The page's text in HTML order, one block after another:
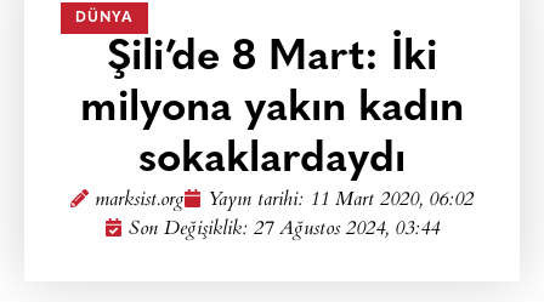
DÜNYA
Şili’de 8 Mart: İki
milyona yakın kadın
sokaklardaydı
marksist.org Yayın tarihi: 11 Mart 2020, 06:02
Son Değişiklik: 27 Ağustos 2024, 03:44